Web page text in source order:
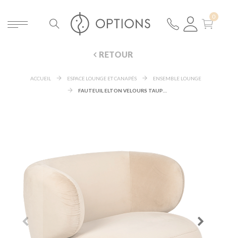
RETOUR
ACCUEIL ESPACE LOUNGE ET CANAPÉS
ENSEMBLE LOUNGE